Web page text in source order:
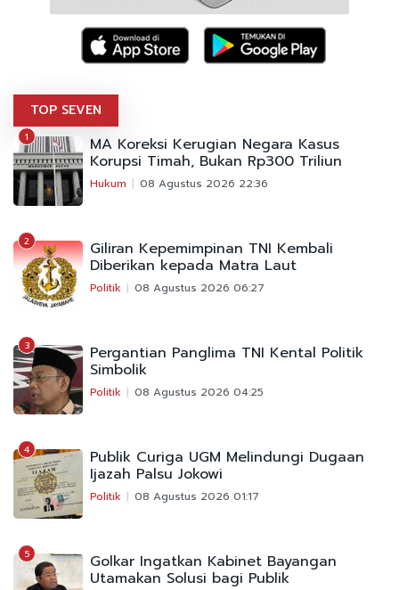
TOP SEVEN
1 MA Koreksi Kerugian Negara Kasus
Korupsi Timah, Bukan Rp300 Triliun
Hukum 08 Agustus 2026 22:36
2 Giliran Kepemimpinan TNI Kembali
Diberikan kepada Matra Laut
Politik 08 Agustus 2026 06:27
3 Pergantian Panglima TNI Kental Politik
Simbolik
Politik 08 Agustus 2026 04:25
4 Publik Curiga UGM Melindungi Dugaan
Ijazah Palsu Jokowi
Politik 08 Agustus 2026 01:17
5 Golkar Ingatkan Kabinet Bayangan
Utamakan Solusi bagi Publik